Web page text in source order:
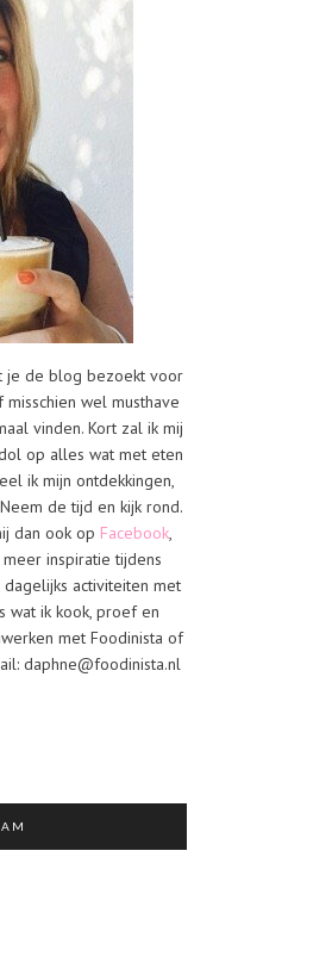
je de blog bezoekt voor
wel musthave
vinden. Kort zal ik mij
op alles wat met eten
ik mijn ontdekkingen,
de tijd en kijk rond.
dan ook op Facebook,
inspiratie tijdens
activiteiten met
wat ik kook, proef en
met Foodinista of
daphne@foodinista.nl